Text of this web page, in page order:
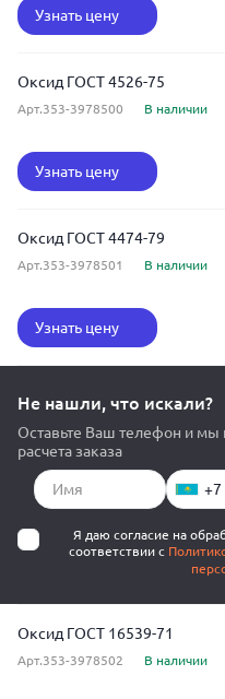
Узнать цену
Оксид ГОСТ 4526-75
Арт.353-3978500 В наличии
Узнать цену
Оксид ГОСТ 4474-79
Арт.353-3978501 В наличии
Узнать цену
Не нашли, что искали?
Оставьте Ваш телефон и мы
расчета заказа
+7
Я даю согласие на
соответствии с
Оксид ГОСТ 16539-71
Арт.353-3978502 В наличии